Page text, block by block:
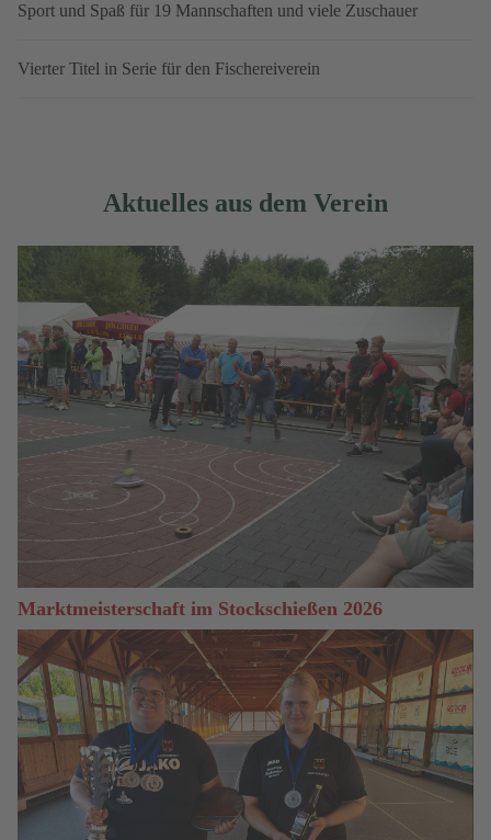
Sport und Spaß für 19 Mannschaften und viele Zuschauer
Vierter Titel in Serie für den Fischereiverein
Aktuelles aus dem Verein
Marktmeisterschaft im Stockschießen 2026